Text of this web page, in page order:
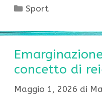
Categorie
Sport
concetto di
Maggio 1, 2026 di